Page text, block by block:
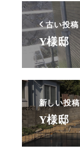
古い投稿
Y様邸
新しい投
Y様邸